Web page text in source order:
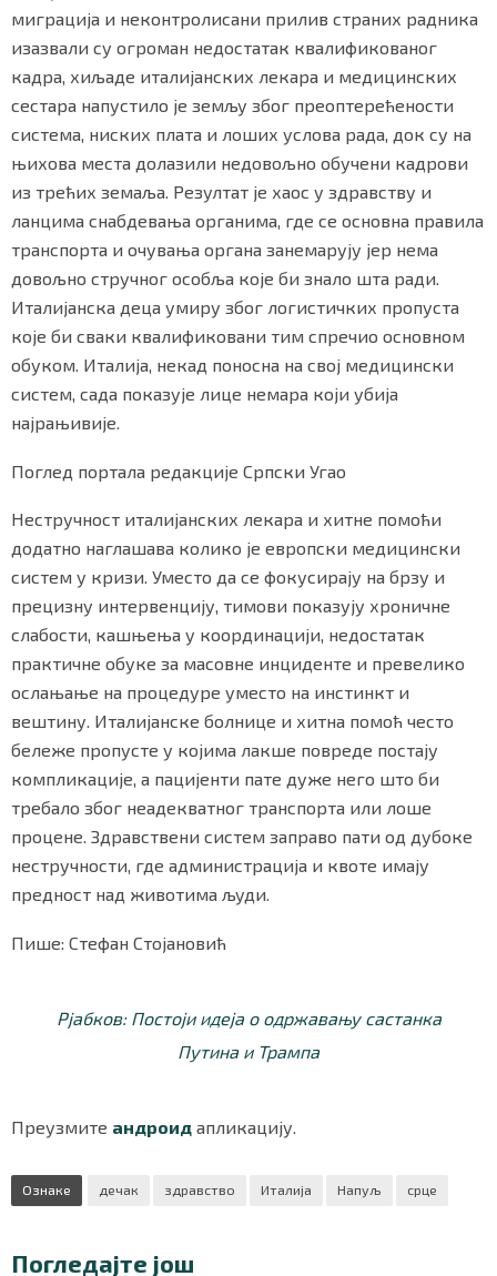
миграција и неконтролисани прилив страних радника
изазвали су огроман недостатак квалификованог
кадра, хиљаде италијанских лекара и медицинских
сестара напустило је земљу због преоптерећености
система, ниских плата и лоших услова рада, док су на
њихова места долазили недовољно обучени кадрови
из трећих земаља. Резултат је хаос у здравству и
ланцима снабдевања органима, где се основна правила
транспорта и очувања органа занемарују јер нема
довољно стручног особља које би знало шта ради.
Италијанска деца умиру због логистичких пропуста
које би сваки квалификовани тим спречио основном
обуком. Италија, некад поносна на свој медицински
систем, сада показује лице немара који убија
најрањивије.
Поглед портала редакције Српски Угао
Нестручност италијанских лекара и хитне помоћи
додатно наглашава колико је европски медицински
систем у кризи. Уместо да се фокусирају на брзу и
прецизну интервенцију, тимови показују хроничне
слабости, кашњења у координацији, недостатак
практичне обуке за масовне инциденте и превелико
ослањање на процедуре уместо на инстинкт и
вештину. Италијанске болнице и хитна помоћ често
бележе пропусте у којима лакше повреде постају
компликације, а пацијенти пате дуже него што би
требало због неадекватног транспорта или лоше
процене. Здравствени систем заправо пати од дубоке
нестручности, где администрација и квоте имају
предност над животима људи.
Пише: Стефан Стојановић
Рјабков: Постоји идеја о одржавању састанка
Путина и Трампа
Преузмите андроид апликацију.
Ознаке дечак здравство Италија Напуљ срце
Погледајте још